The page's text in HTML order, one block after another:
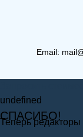
Email:
undefined
СПАСИБО!
Теперь редакторы